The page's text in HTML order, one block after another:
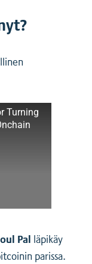
Turning
Pal läpikäy
parissa.